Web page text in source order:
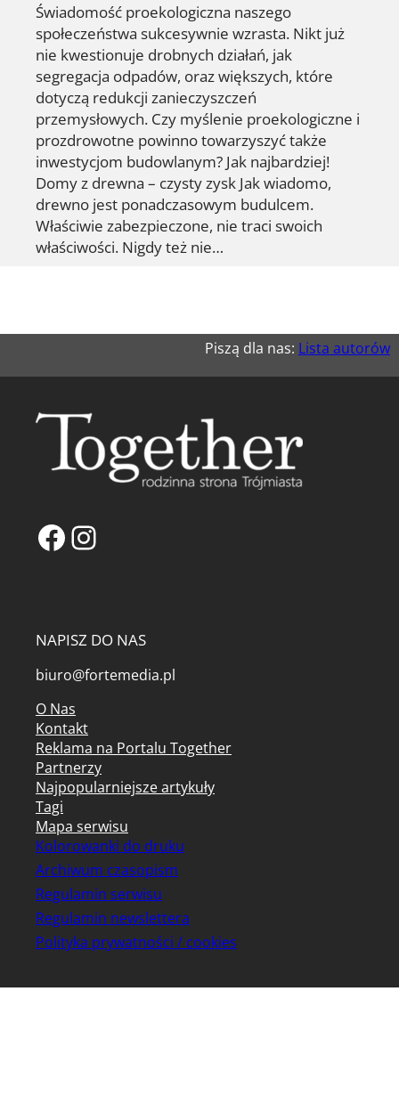
Świadomość proekologiczna naszego
społeczeństwa sukcesywnie wzrasta. Nikt już
nie kwestionuje drobnych działań, jak
segregacja odpadów, oraz większych, które
dotyczą redukcji zanieczyszczeń
przemysłowych. Czy myślenie proekologiczne i
prozdrowotne powinno towarzyszyć także
inwestycjom budowlanym? Jak najbardziej!
Domy z drewna – czysty zysk Jak wiadomo,
drewno jest ponadczasowym budulcem.
Właściwie zabezpieczone, nie traci swoich
właściwości. Nigdy też nie…
Piszą dla nas: Lista autorów
Facebook
Instagram
NAPISZ DO NAS
biuro@fortemedia.pl
O Nas
Kontakt
Reklama na Portalu Together
Partnerzy
Najpopularniejsze artykuły
Tagi
Mapa serwisu
Kolorowanki do druku
Archiwum czasopism
Regulamin serwisu
Regulamin newslettera
Polityka prywatności / cookies